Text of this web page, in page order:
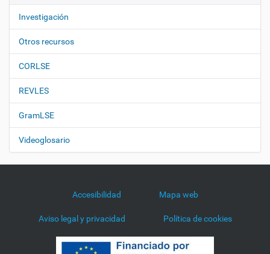
Investigación
Otros recursos
CORLSE
REVLES
GramLSE
Videoglosario
Accesibilidad Mapa web
Aviso legal y privacidad Política de cookies